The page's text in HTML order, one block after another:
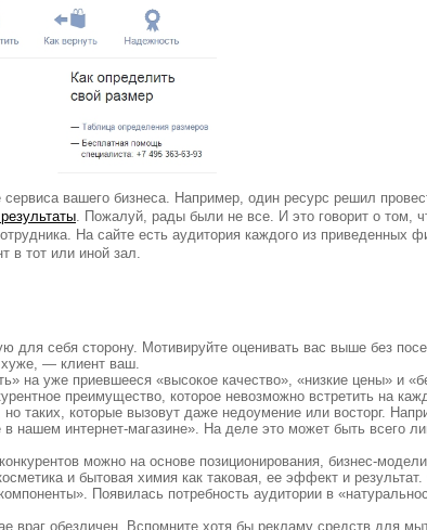
вашего бизнеса. Например, один ресурс решил
. Пожалуй, рады были не все. И это говорит о том,
На сайте есть аудитория каждого из приведенных
в тот или иной зал.
для себя сторону. Мотивируйте оценивать вас выше без
хуже, — клиент ваш.
на уже приевшееся «высокое качество», «низкие цены» и
преимущество, которое невозможно встретить на
таких, которые вызовут даже недоумение или восторг.
нашем интернет-магазине». На деле это может быть всего
можно на основе позиционирования, бизнес-
и бытовая химия как таковая, ее эффект и
Появилась потребность аудитории в
враг обезличен. Вспомните хотя бы рекламу средств для